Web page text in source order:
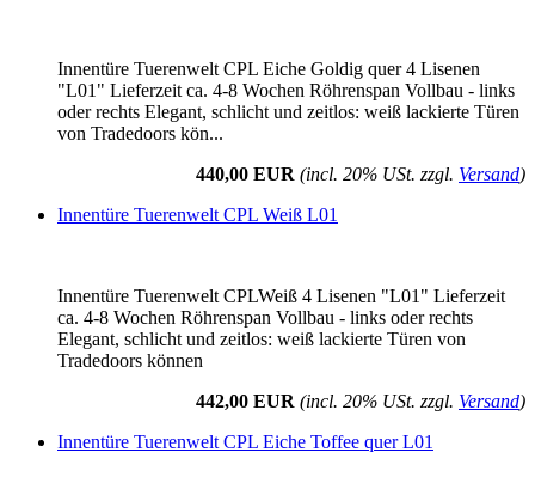
Innentüre Tuerenwelt CPL Eiche Goldig quer 4 Lisenen
"L01" Lieferzeit ca. 4-8 Wochen Röhrenspan Vollbau - links
oder rechts Elegant, schlicht und zeitlos: weiß lackierte Türen
von Tradedoors kön...
440,00 EUR (incl. 20% USt. zzgl. Versand)
Innentüre Tuerenwelt CPL Weiß L01
Innentüre Tuerenwelt CPLWeiß 4 Lisenen "L01" Lieferzeit
ca. 4-8 Wochen Röhrenspan Vollbau - links oder rechts
Elegant, schlicht und zeitlos: weiß lackierte Türen von
Tradedoors können
442,00 EUR (incl. 20% USt. zzgl. Versand)
Innentüre Tuerenwelt CPL Eiche Toffee quer L01